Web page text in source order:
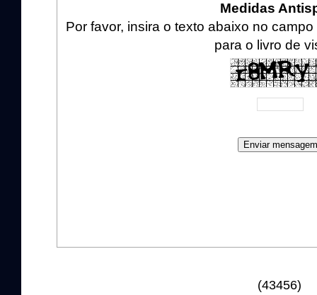
Medidas
Por favor, insira o texto abaixo no
para o livro de
(43456)